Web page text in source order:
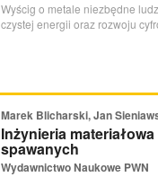
Wyścig o metale niezbędne
czystej energii oraz rozwoju
Marek Blicharski, Jan
Inżynieria
spawanych
Wydawnictwo Naukowe PWN